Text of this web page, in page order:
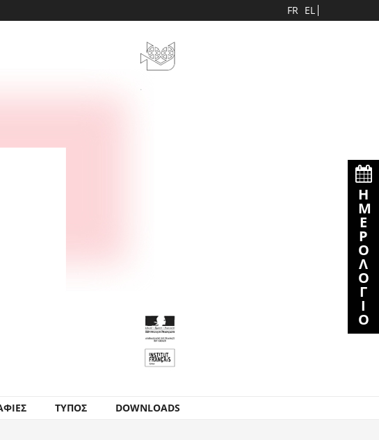
FR EL
ΤΥΠΟΣ DOWNLOADS
Η
Ε
Ρ
Ο
Λ
Ο
Γ
Ι
Ο